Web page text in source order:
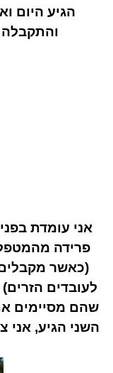
הגיע היום
והתקבלה
אני עומדת
פרידה
(כאשר
לעובדים
שהם מסיימים
השני הגיע, אני